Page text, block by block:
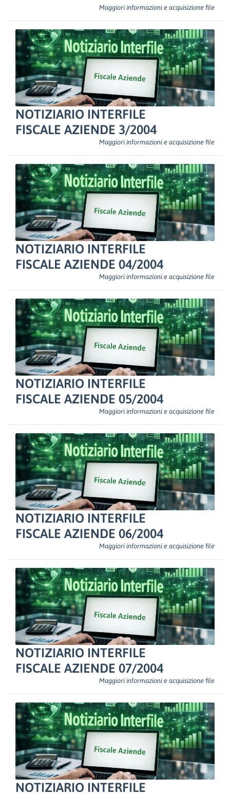
Maggiori informazioni e acquisizione file
NOTIZIARIO INTERFILE
FISCALE AZIENDE 3/2004
Maggiori informazioni e acquisizione file
NOTIZIARIO INTERFILE
FISCALE AZIENDE 04/2004
Maggiori informazioni e acquisizione file
NOTIZIARIO INTERFILE
FISCALE AZIENDE 05/2004
Maggiori informazioni e acquisizione file
NOTIZIARIO INTERFILE
FISCALE AZIENDE 06/2004
Maggiori informazioni e acquisizione file
NOTIZIARIO INTERFILE
FISCALE AZIENDE 07/2004
Maggiori informazioni e acquisizione file
NOTIZIARIO INTERFILE